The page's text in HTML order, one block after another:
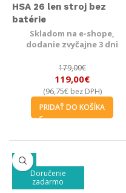
HSA 26 len stroj bez
batérie
Skladom na e-shope,
dodanie zvyčajne 3 dni
179,00€
119,00€
(96,75€bez DPH)
PRIDAŤ DO KOŠÍKA
-7%
Doručenie
zadarmo